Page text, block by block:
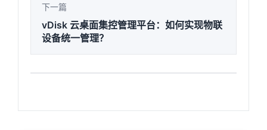
下一篇
vDisk 云桌面集控管理平台：如何实现物联
设备统一管理？